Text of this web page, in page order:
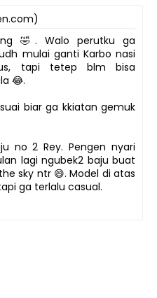
🤣. Walo perutku ga
mulai ganti Karbo nasi
tapi tetep blm bisa
😂.
biar ga kkiatan gemuk
no 2 Rey. Pengen nyari
lagi ngubek2 baju buat
sky ntr 😄. Model di atas
ga terlalu casual.